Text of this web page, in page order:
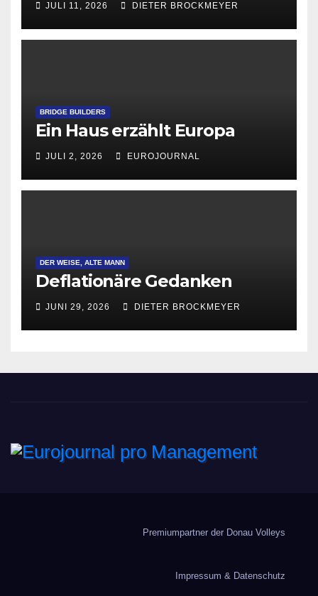
JULI 11, 2026 DIETER BROCKMEYER
BRIDGE BUILDERS
Ein Haus erzählt Europa
JULI 2, 2026 EUROJOURNAL
DER WEISE, ALTE MANN
Deflationäre Gedanken
JUNI 29, 2026 DIETER BROCKMEYER
Premiumpartner der Donau Volleys
Impressum & Datenschutz